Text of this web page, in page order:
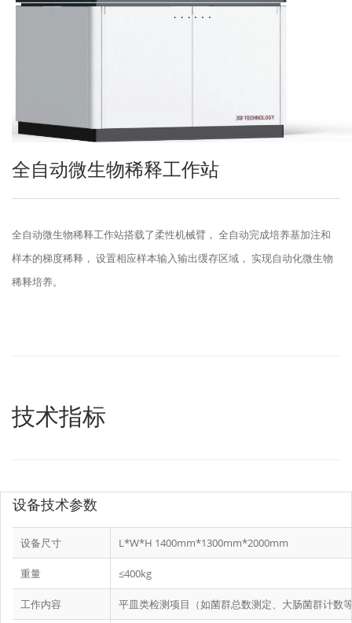
全自动微生物稀释工作站
全自动微生物稀释工作站搭载了柔性机械臂， 全自动完成培养基加注和
样本的梯度稀释， 设置相应样本输入输出缓存区域， 实现自动化微生物
稀释培养。
技术指标
设备技术参数
设备尺寸 L*W*H 1400mm*1300mm*2000mm
重量 ≤400kg
工作内容 平皿类检测项目（如菌群总数测定、大肠菌群计数